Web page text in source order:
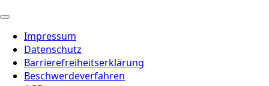
Impressum
Datenschutz
Barrierefreiheitserklärung
Beschwerdeverfahren